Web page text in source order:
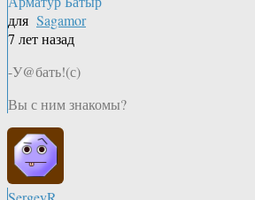
для Sagamor
7 лет назад
-У@бать!(с)
Вы с ним знакомы?